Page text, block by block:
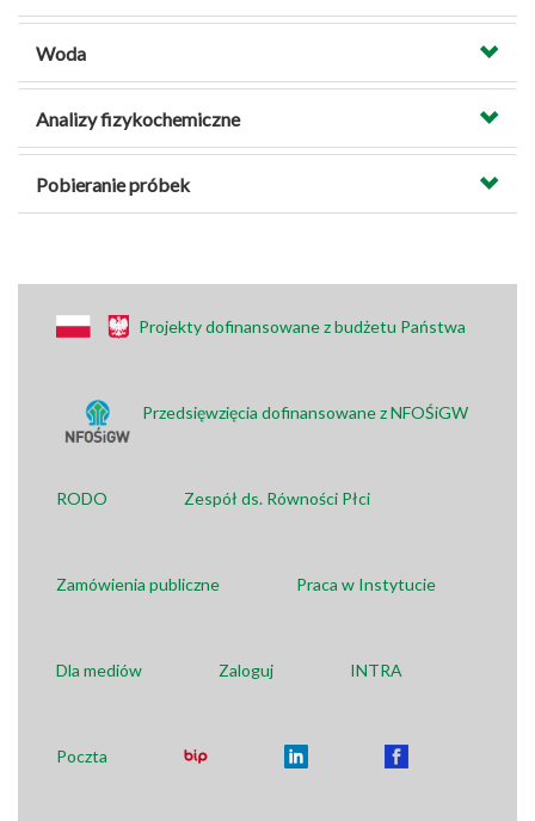
Woda
Analizy fizykochemiczne
Pobieranie próbek
Projekty dofinansowane z budżetu Państwa
Przedsięwzięcia dofinansowane z NFOŚiGW
RODO Zespół ds. Równości Płci
Zamówienia publiczne Praca w Instytucie
Dla mediów Zaloguj INTRA
Poczta